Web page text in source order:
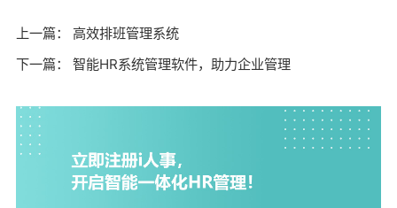
上一篇： 高效排班管理系统
下一篇： 智能HR系统管理软件，助力企业管理